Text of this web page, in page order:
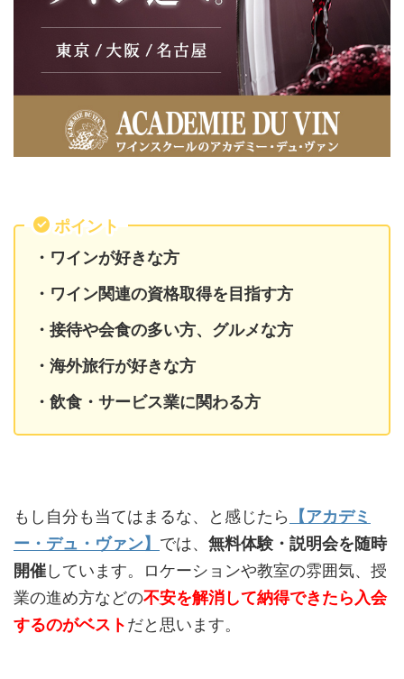
ポイント
・ワインが好きな方
・ワイン関連の資格取得を目指す方
・接待や会食の多い方、グルメな方
・海外旅行が好きな方
・飲食・サービス業に関わる方
もし自分も当てはまるな、と感じたら
【アカデミ
ー・デュ・ヴァン】 では、 無料体験・説明会を随時
開催しています。ロケーションや教室の雰囲気、授
業の進め方などの不安を解消して納得できたら入会
するのがベストだと思います。